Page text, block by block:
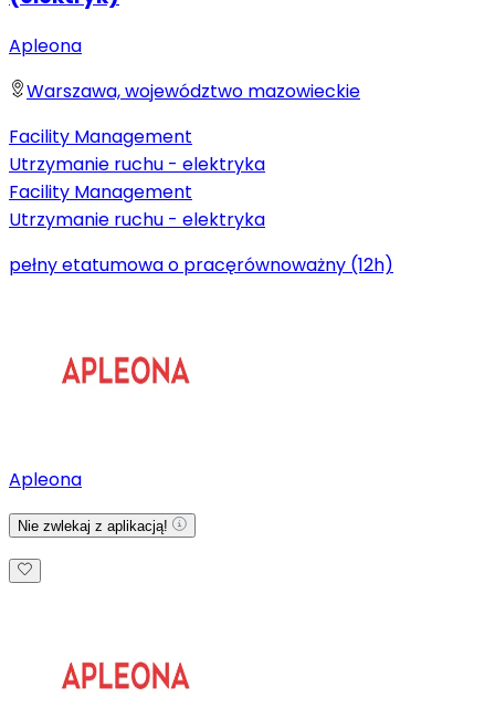
Apleona
Warszawa, województwo mazowieckie
Facility Management
Utrzymanie ruchu - elektryka
Facility Management
Utrzymanie ruchu - elektryka
pełny etatumowa o pracęrównoważny (12h)
Apleona
Nie zwlekaj z aplikacją!